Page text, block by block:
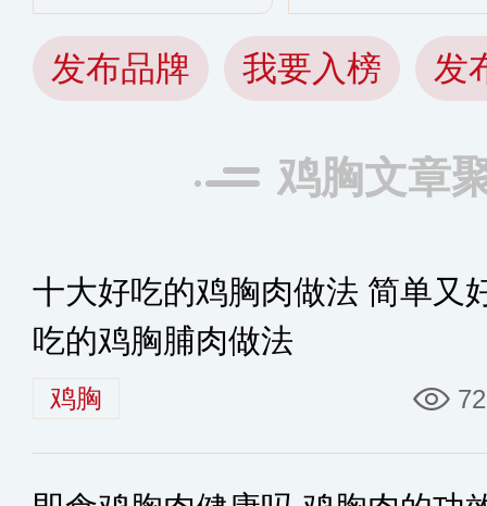
发布品牌 我要入榜 发
鸡胸文章
十大好吃的鸡胸肉做法 简单又
吃的鸡胸脯肉做法
鸡胸